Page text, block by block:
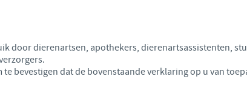
door dierenartsen, apothekers, dierenartsassistenten,
bevestigen dat de bovenstaande verklaring op u van